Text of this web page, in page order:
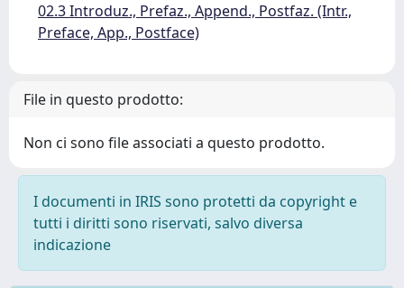
02.3 Introduz., Prefaz., Append., Postfaz. (Intr.,
Preface, App., Postface)
File in questo prodotto:
Non ci sono file associati a questo prodotto.
I documenti in IRIS sono protetti da copyright e
tutti i diritti sono riservati, salvo diversa
indicazione